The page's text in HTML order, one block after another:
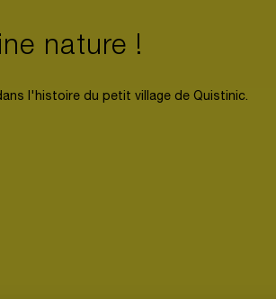
nature !
l'histoire du petit village de Quistinic.